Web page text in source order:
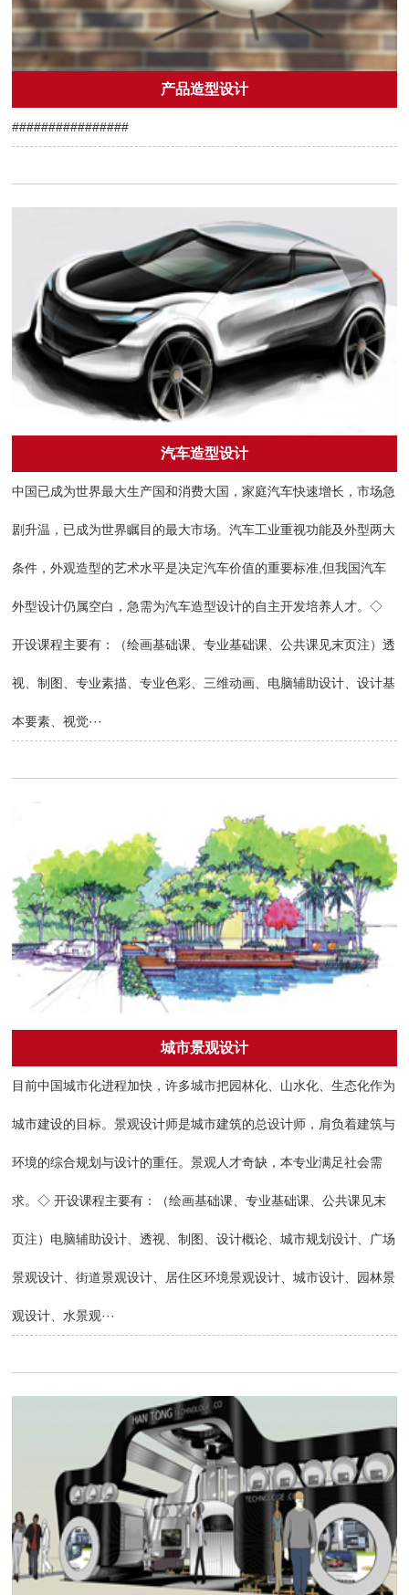
产品造型设计
################
汽车造型设计
中国已成为世界最大生产国和消费大国，家庭汽车快速增长，市场急
剧升温，已成为世界瞩目的最大市场。汽车工业重视功能及外型两大
条件，外观造型的艺术水平是决定汽车价值的重要标准,但我国汽车
外型设计仍属空白，急需为汽车造型设计的自主开发培养人才。◇
开设课程主要有：（绘画基础课、专业基础课、公共课见末页注）透
视、制图、专业素描、专业色彩、三维动画、电脑辅助设计、设计基
本要素、视觉···
城市景观设计
目前中国城市化进程加快，许多城市把园林化、山水化、生态化作为
城市建设的目标。景观设计师是城市建筑的总设计师，肩负着建筑与
环境的综合规划与设计的重任。景观人才奇缺，本专业满足社会需
求。◇ 开设课程主要有：（绘画基础课、专业基础课、公共课见末
页注）电脑辅助设计、透视、制图、设计概论、城市规划设计、广场
景观设计、街道景观设计、居住区环境景观设计、城市设计、园林景
观设计、水景观···